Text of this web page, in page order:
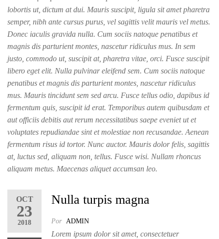
lobortis ut, dictum at dui. Mauris suscipit, ligula sit amet pharetra
semper, nibh ante cursus purus, vel sagittis velit mauris vel metus.
Donec iaculis gravida nulla. Cum sociis natoque penatibus et
magnis dis parturient montes, nascetur ridiculus mus. In sem
justo, commodo ut, suscipit at, pharetra vitae, orci. Fusce suscipit
libero eget elit. Nulla pulvinar eleifend sem. Cum sociis natoque
penatibus et magnis dis parturient montes, nascetur ridiculus
mus. Mauris tincidunt sem sed arcu. Fusce tellus odio, dapibus id
fermentum quis, suscipit id erat. Temporibus autem quibusdam et
aut officiis debitis aut rerum necessitatibus saepe eveniet ut et
voluptates repudiandae sint et molestiae non recusandae. Aenean
fermentum risus id tortor. Nunc auctor. Mauris dolor felis, sagittis
at, luctus sed, aliquam non, tellus. Fusce wisi. Nullam rhoncus
aliquam metus. Maecenas aliquet accumsan leo.
OCT
23
2018
Nulla turpis magna
Por ADMIN
Lorem ipsum dolor sit amet, consectetuer